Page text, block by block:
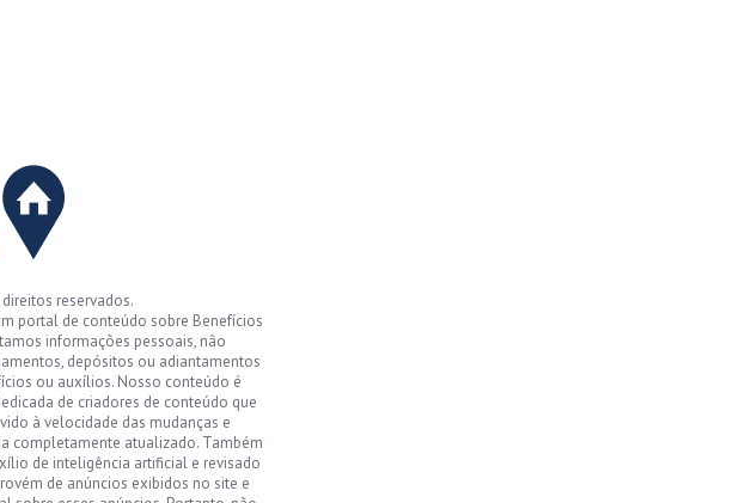
reservados.
portal de conteúdo sobre Benefícios
informações pessoais, não
depósitos ou adiantamentos
ou auxílios. Nosso conteúdo é
de criadores de conteúdo que
à velocidade das mudanças e
completamente atualizado. Também
de inteligência artificial e revisado
de anúncios exibidos no site e